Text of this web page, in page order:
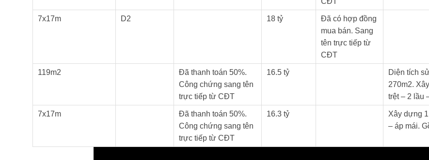
7x17m D2 18 tỷ
Đã có hợp đồng
mua bán. Sang
tên trực tiếp từ
CĐT
119m2
Đã thanh toán 50%.
Công chứng sang tên
trực tiếp từ CĐT
16.5 tỷ
Diện tích
270m2.
trệt – 2 lầu
7x17m
Đã thanh toán 50%.
Công chứng sang tên
trực tiếp từ CĐT
16.3 tỷ
Xây dựng
– áp mái.